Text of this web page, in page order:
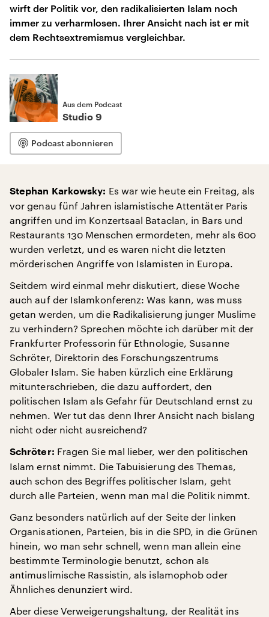
wirft der Politik vor, den radikalisierten Islam noch
immer zu verharmlosen. Ihrer Ansicht nach ist er mit
dem Rechtsextremismus vergleichbar.
Aus dem Podcast
Studio 9
Podcast abonnieren
Stephan Karkowsky: Es war wie heute ein Freitag, als
vor genau fünf Jahren islamistische Attentäter Paris
angriffen und im Konzertsaal Bataclan, in Bars und
Restaurants 130 Menschen ermordeten, mehr als 600
wurden verletzt, und es waren nicht die letzten
mörderischen Angriffe von Islamisten in Europa.
Seitdem wird einmal mehr diskutiert, diese Woche
auch auf der Islamkonferenz: Was kann, was muss
getan werden, um die Radikalisierung junger Muslime
zu verhindern? Sprechen möchte ich darüber mit der
Frankfurter Professorin für Ethnologie, Susanne
Schröter, Direktorin des Forschungszentrums
Globaler Islam. Sie haben kürzlich eine Erklärung
mitunterschrieben, die dazu auffordert, den
politischen Islam als Gefahr für Deutschland ernst zu
nehmen. Wer tut das denn Ihrer Ansicht nach bislang
nicht oder nicht ausreichend?
Schröter: Fragen Sie mal lieber, wer den politischen
Islam ernst nimmt. Die Tabuisierung des Themas,
auch schon des Begriffes politischer Islam, geht
durch alle Parteien, wenn man mal die Politik nimmt.
Ganz besonders natürlich auf der Seite der linken
Organisationen, Parteien, bis in die SPD, in die Grünen
hinein, wo man sehr schnell, wenn man allein eine
bestimmte Terminologie benutzt, schon als
antimuslimische Rassistin, als islamophob oder
Ähnliches denunziert wird.
Aber diese Verweigerungshaltung, der Realität ins